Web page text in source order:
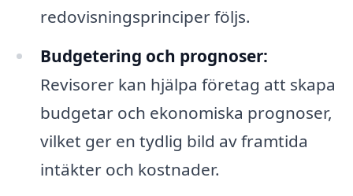
redovisningsprinciper följs.
Budgetering och prognoser:
Revisorer kan hjälpa företag att skapa
budgetar och ekonomiska prognoser,
vilket ger en tydlig bild av framtida
intäkter och kostnader.